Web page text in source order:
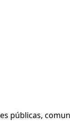
públicas,